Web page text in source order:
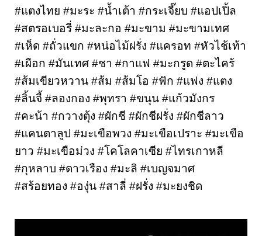
#แตงไทย #มะระ #น้ำเต้า #กระเจี๊ยบ #แอปเปิ้ล
#สตรอเบอรี่ #มะละกอ #มะขาม #มะขามเทศ
#เห็ด #ถั่วแขก #หน่อไม้ฝรั่ง #แครอท #หัวไช้เท้า
#เผือก #มันเทศ #ชา #กาแฟ #มะกรูด #ตะไคร้
#ส้มเขียวหวาน #ส้ม #ส้มโอ #ฟัก #แฟง #แตง
#ลิ้นจี้ #ลองกอง #พุทรา #ขนุน #แก้วมังกร
#คะน้า #กวางตุ้ง #ผักชี #ผักชีฝรั่ง #ผักชีลาว
#แคนตาลูป #มะเขือพวง #มะเขือเปราะ #มะเขือ
ยาว #มะเขือม่วง #โคโลคาเซีย #ไทรเกาหลี
#กุหลาบ #ดาวเรือง #มะลิ #เบญจมาศ
#สร้อยทอง #องุ่น #สาลี่ #ฝรั่ง #มะยงชิด